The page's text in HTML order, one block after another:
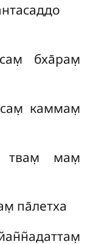
бха̄рам̣
каммам̣
твам̣ мам̣
па̄летха